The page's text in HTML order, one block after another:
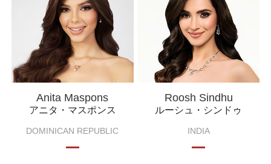
Anita Maspons
アニタ・マスポンス
DOMINICAN REPUBLIC
Roosh Sindhu
ルーシュ・シンドゥ
INDIA